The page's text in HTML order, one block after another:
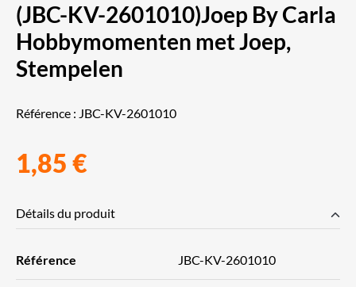
(JBC-KV-2601010)Joep By Carla
Hobbymomenten met Joep,
Stempelen
Référence : JBC-KV-2601010
1,85 €
Détails du produit
Référence JBC-KV-2601010